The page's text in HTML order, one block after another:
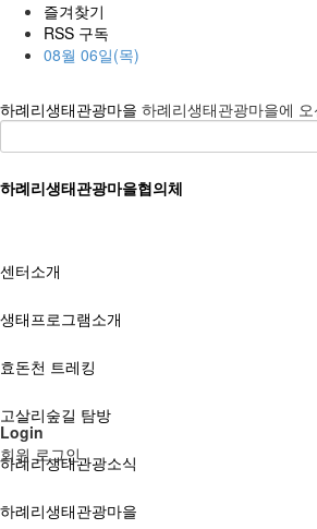
즐겨찾기
RSS 구독
08월 06일(목)
하례리생태관광마을 하례리생태관광마을에
하례리생태관광마을협의체
센터소개
생태프로그램소개
효돈천 트레킹
고살리숲길 탐방
하례리생태관광소식
하례리생태관광마을
Login
회원 로그인